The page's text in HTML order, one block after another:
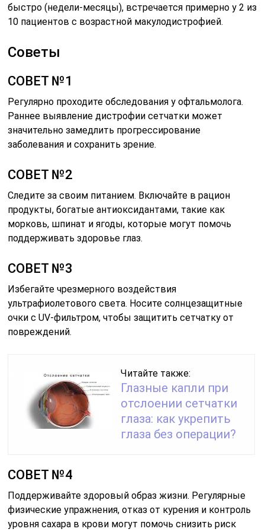
быстро (недели-месяцы), встречается примерно у 2 из
10 пациентов с возрастной макулодистрофией.
Советы
СОВЕТ №1
Регулярно проходите обследования у офтальмолога.
Раннее выявление дистрофии сетчатки может
значительно замедлить прогрессирование
заболевания и сохранить зрение.
СОВЕТ №2
Следите за своим питанием. Включайте в рацион
продукты, богатые антиоксидантами, такие как
морковь, шпинат и ягоды, которые могут помочь
поддерживать здоровье глаз.
СОВЕТ №3
Избегайте чрезмерного воздействия
ультрафиолетового света. Носите солнцезащитные
очки с UV-фильтром, чтобы защитить сетчатку от
повреждений.
Читайте также:
Глазные капли при
отслоении сетчатки
глаза: как укрепить
глаза без операции?
СОВЕТ №4
Поддерживайте здоровый образ жизни. Регулярные
физические упражнения, отказ от курения и контроль
уровня сахара в крови могут помочь снизить риск